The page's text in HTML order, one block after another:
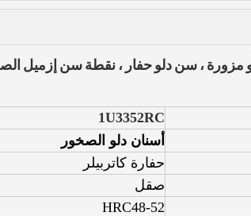
1U3352RC
أسنان دلو الصخور
حفارة كاتربيلر
صقل
HRC48-52